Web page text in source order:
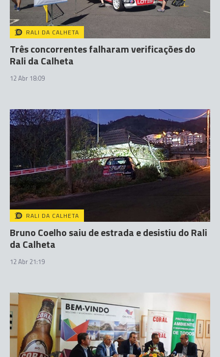
RALI DA CALHETA
Três concorrentes falharam verificações do
Rali da Calheta
12 Abr 18:09
RALI DA CALHETA
Bruno Coelho saiu de estrada e desistiu do Rali
da Calheta
12 Abr 21:19